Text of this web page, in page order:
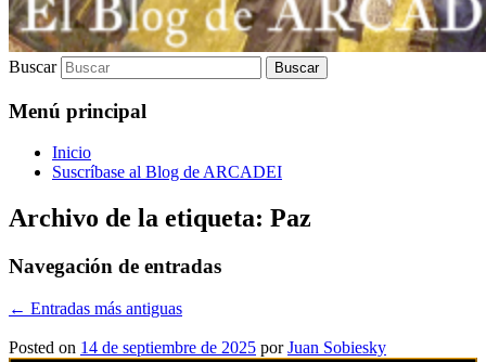
Buscar
Menú principal
Inicio
Suscríbase al Blog de ARCADEI
Archivo de la etiqueta: Paz
Navegación de entradas
← Entradas más antiguas
Posted on 14 de septiembre de 2025 porJuan Sobiesky